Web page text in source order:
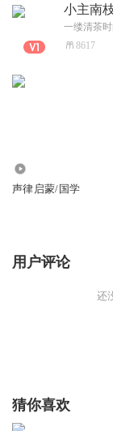
小主南
8617
声律启蒙/国学
用户评论
还
猜你喜欢